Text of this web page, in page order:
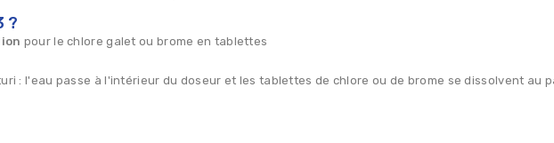
?
pour le chlore galet ou brome en tablettes
: l'eau passe à l'intérieur du doseur et les tablettes de chlore ou de brome se dissolvent au